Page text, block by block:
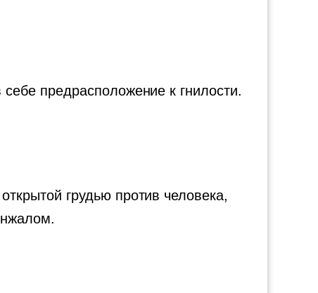
предрасположение к гнилости.
грудью против человека,